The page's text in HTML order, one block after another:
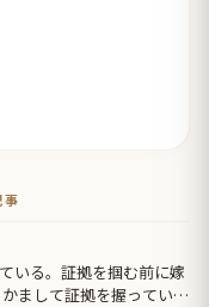
いる。証拠を掴む前に嫁
まして証拠を握っている